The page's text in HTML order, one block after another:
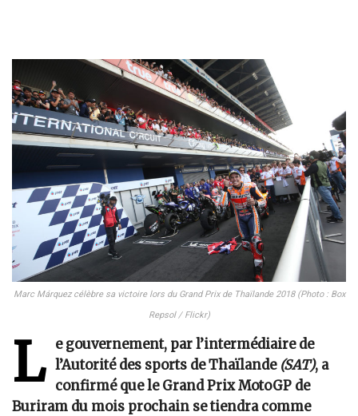
Marc Márquez célèbre sa victoire lors du Grand Prix de Thaïlande 2018 (Photo : Box
Repsol / Flickr)
L
e gouvernement, par l’intermédiaire de
l’Autorité des sports de Thaïlande (SAT), a
confirmé que le Grand Prix MotoGP de
Buriram du mois prochain se tiendra comme